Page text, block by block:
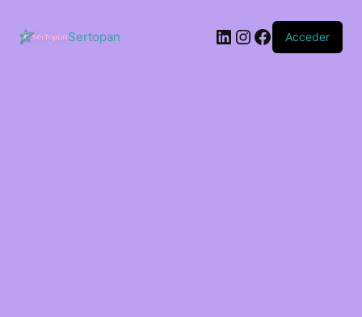
contenido
Sertopan LinkedIn
Instagram
Facebook
Acceder